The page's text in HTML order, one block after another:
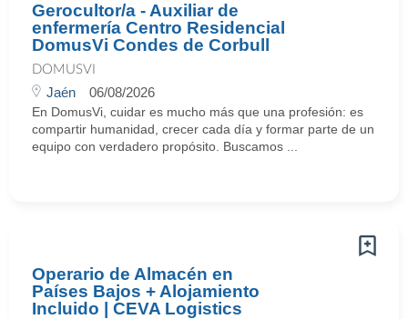
Gerocultor/a - Auxiliar de
enfermería Centro Residencial
DomusVi Condes de Corbull
DOMUSVI
Jaén 06/08/2026
En DomusVi, cuidar es mucho más que una profesión: es
compartir humanidad, crecer cada día y formar parte de un
equipo con verdadero propósito. Buscamos ...
Operario de Almacén en
Países Bajos + Alojamiento
Incluido | CEVA Logistics